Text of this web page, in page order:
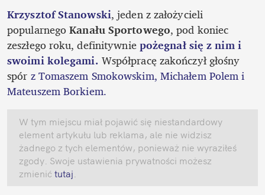
Krzysztof Stanowski, jeden z założycieli
popularnego Kanału Sportowego, pod koniec
zeszłego roku, definitywnie pożegnał się z nim i
swoimi kolegami. Współpracę zakończył głośny
spór z Tomaszem Smokowskim, Michałem Polem i
Mateuszem Borkiem.
W tym miejscu miał pojawić się niestandardowy
element artykułu lub reklama, ale nie widzisz
żadnego z tych elementów, ponieważ nie wyraziłeś
zgody. Swoje ustawienia prywatności możesz
zmienić tutaj.